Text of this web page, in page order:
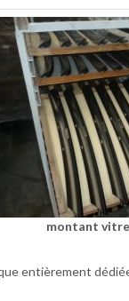
montant vitre
entièrement